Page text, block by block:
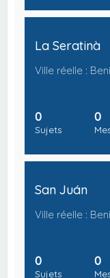
La Seratinà
Ville réelle :
0
Sujets
0
San Juán
Ville réelle :
0
Sujets
0